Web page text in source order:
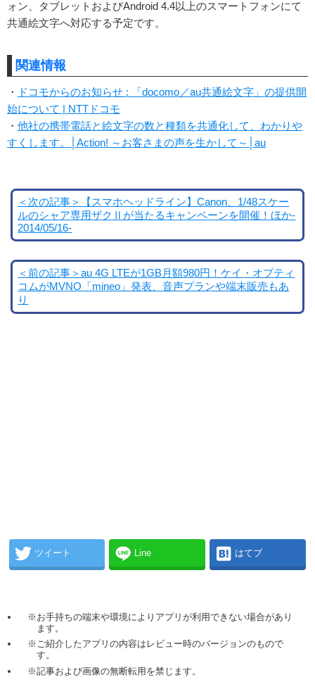
ォン、タブレットおよびAndroid 4.4以上のスマートフォンにて
共通絵文字へ対応する予定です。
関連情報
・
ドコモからのお知らせ : 「docomo／au共通絵文字」の提供開
始について | NTTドコモ
・ 他社の携帯電話と絵文字の数と種類を共通化して、わかりや
すくします。│Action! ～お客さまの声を生かして～│au
＜次の記事＞【スマホヘッドライン】Canon、1/48スケー
ルのシャア専用ザクⅡが当たるキャンペーンを開催！ほか-
2014/05/16-
＜前の記事＞au 4G LTEが1GB月額980円！ケイ・オプティ
コムがMVNO「mineo」発表、音声プランや端末販売もあ
り
ツイート Line はてブ
※お手持ちの端末や環境によりアプリが利用できない場合があり
ます。
※ご紹介したアプリの内容はレビュー時のバージョンのもので
す。
※記事および画像の無断転用を禁じます。